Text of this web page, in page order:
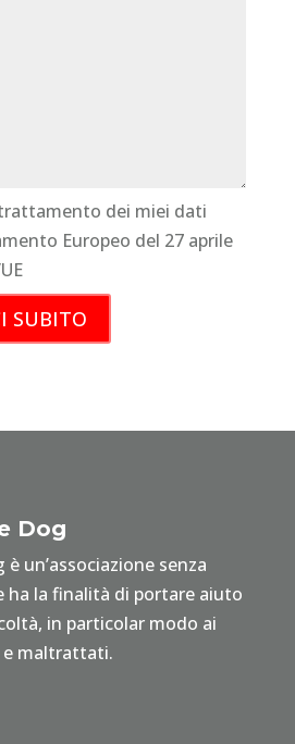
dei miei dati
Europeo del 27 aprile
Dog
è un’associazione senza
ha la finalità di portare aiuto
in particolar modo ai
e maltrattati.